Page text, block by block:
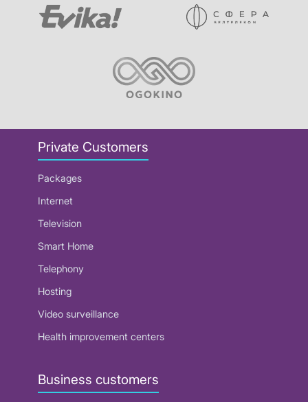
Private Customers
Packages
Internet
Television
Smart Home
Telephony
Hosting
Video surveillance
Health improvement centers
Business customers